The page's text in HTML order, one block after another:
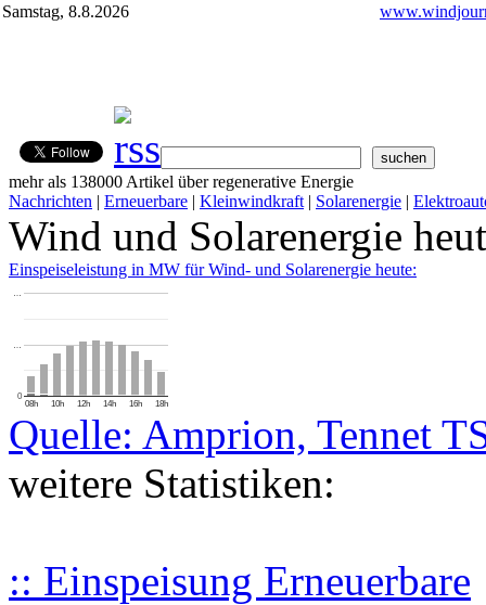
Samstag, 8.8.2026
mehr als 138000 Artikel über regenerative Energie
Nachrichten | Erneuerbare | Kleinwindkraft | Solarenergie |
Wind und Solarenergie
Einspeiseleistung in MW für Wind- und Solarenergie heute:
08h 10h 12h 14h 16h 18h
0
…
…
Quelle: Amprion, Tennet
weitere Statistiken:
:: Einspeisung Erneuerbare